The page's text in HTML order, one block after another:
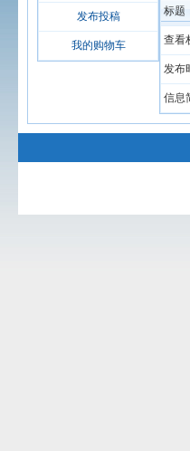
发布投稿
我的购物车
标题
查看
发布
信息